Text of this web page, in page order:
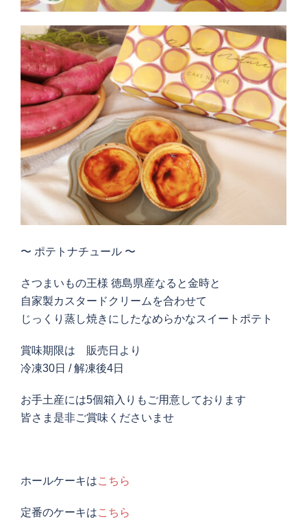
〜 ポテトナチュール 〜
さつまいもの王様 徳島県産なると金時と
自家製カスタードクリームを合わせて
じっくり蒸し焼きにしたなめらかなスイートポテト
賞味期限は 販売日より
冷凍30日 / 解凍後4日
お手土産には5個箱入りもご用意しております
皆さま是非ご賞味くださいませ
ホールケーキはこちら
定番のケーキはこちら